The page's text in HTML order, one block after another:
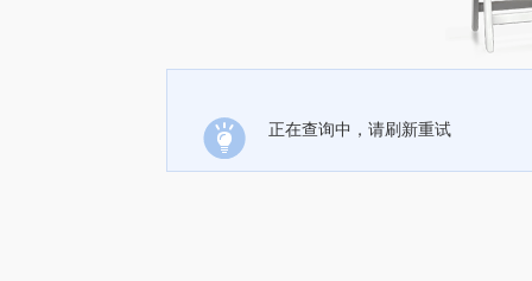
正在查询中，请刷新重试